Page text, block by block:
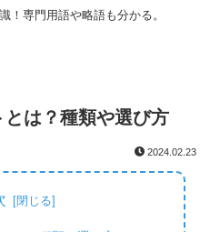
！専門用語や略語も分かる。
は？種類や選び方
2024.02.23